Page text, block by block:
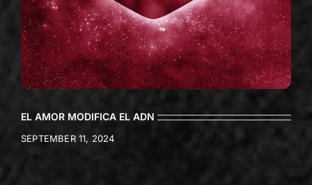
EL AMOR MODIFICA EL ADN
SEPTEMBER 11, 2024